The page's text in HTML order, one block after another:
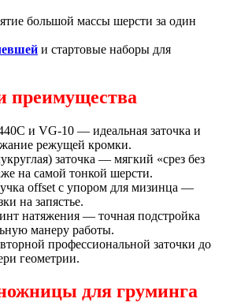
большой массы шерсти за один
и стартовые наборы для
преимущества
и VG-10 — идеальная заточка и
режущей кромки.
заточка — мягкий «срез без
на самой тонкой шерсти.
offset с упором для мизинца —
на запястье.
натяжения — точная подстройка
манеру работы.
профессиональной заточки до
геометрии.
для груминга